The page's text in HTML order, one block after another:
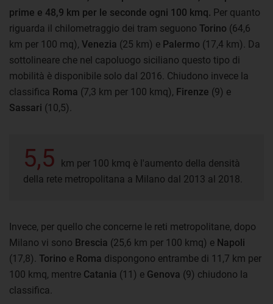
prime e 48,9 km per le seconde ogni 100 kmq. Per quanto
riguarda il chilometraggio dei tram seguono Torino (64,6
km per 100 mq), Venezia (25 km) e Palermo (17,4 km). Da
sottolineare che nel capoluogo siciliano questo tipo di
mobilità è disponibile solo dal 2016. Chiudono invece la
classifica Roma (7,3 km per 100 kmq), Firenze (9) e
Sassari (10,5).
5,5
km per 100 kmq è l'aumento della densità
della rete metropolitana a Milano dal 2013 al 2018.
Invece, per quello che concerne le reti metropolitane, dopo
Milano vi sono Brescia (25,6 km per 100 kmq) e Napoli
(17,8). Torino e Roma dispongono entrambe di 11,7 km per
100 kmq, mentre Catania (11) e Genova (9) chiudono la
classifica.